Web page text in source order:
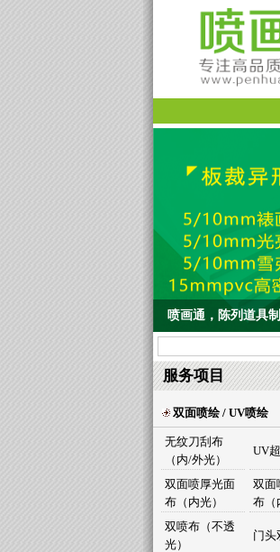
喷画通，陈列道具
服务项目
双面喷绘 / UV喷绘
无纹刀刮布
（内/外光）
UV
双面喷厚光面
布（内光）
双面
布（
双喷布（不透
光）
门头